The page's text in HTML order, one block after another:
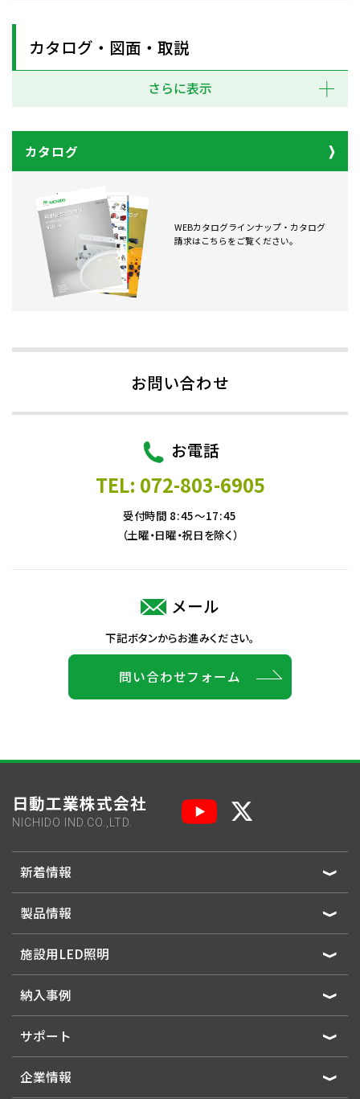
カタログ・図面・取説
さらに表示
カタログ
WEBカタログラインナップ・カタログ
請求はこちらをご覧ください。
お問い合わせ
お電話
TEL: 072-803-6905
受付時間 8:45～17:45
（土曜・日曜・祝日を除く）
メール
下記ボタンからお進みください。
問い合わせフォーム
日動工業株式会社
NICHIDO IND.CO.,LTD.
新着情報
製品情報
施設用LED照明
納入事例
サポート
企業情報